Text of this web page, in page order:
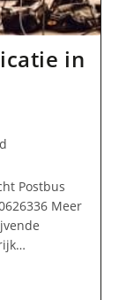
in
Postbus
Meer